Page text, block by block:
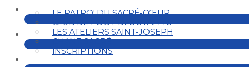
LE PATRO' DU SACRÉ-CŒUR
CLUB DE FOOT DES STAFFI'S
LES ATELIERS SAINT-JOSEPH
CHANT SACRÉ
INSCRIPTIONS